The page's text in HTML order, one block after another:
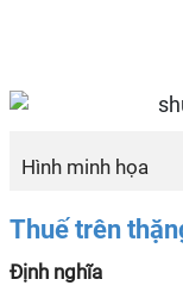
Hình minh họa
Thuế trên
Định nghĩa